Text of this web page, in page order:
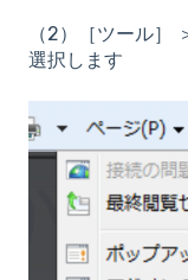
（2）［ツール］
選択します